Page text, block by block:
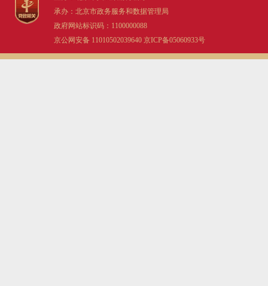
承办：北京市政务服务和数据管理局
政府网站标识码：1100000088
京公网安备 11010502039640 京ICP备05060933号